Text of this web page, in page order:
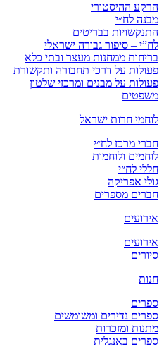
הרקע ההיסטורי
מבנה לח״י
התנקשויות בבריטים
לח”י – סיפור גבורה ישראלי
בריחות ממחנות מעצר ובתי כלא
פעולות על דרכי תחבורה ותקשורת
פעולות על מבנים ומרכזי שלטון
משפטים
לוחמי חרות ישראל
חברי מרכז לח״י
לוחמים ולוחמות
חללי לח״י
גולי אפריקה
חברים מספרים
אירועים
אירועים
סיורים
חנות
ספרים
ספרים נדירים ומשומשים
מתנות ומזכרות
ספרים באנגלית